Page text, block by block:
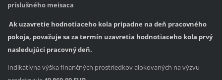
príslušného meisaca
Ak uzavretie hodnotiaceho kola pripadne na deň pracovného
pokoja, považuje sa za termín uzavretia hodnotiaceho kola prvý
nasledujúci pracovný deň.
Indikatívna výška finančných prostriedkov alokovaných na výzvu